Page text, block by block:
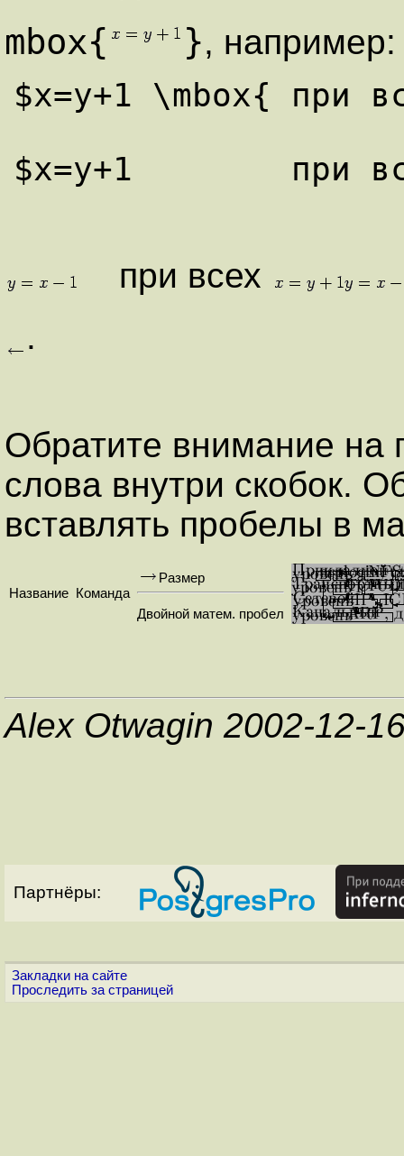
mbox{ }, например:
$x=y+1 \mbox{ при
при всех
.
Обратите внимание на
слова внутри скобок.
вставлять пробелы в
Название Команда
Размер
Двойной матем. пробел
Alex Otwagin 2002-12-
Партнёры:
Закладки на сайте
Проследить за страницей